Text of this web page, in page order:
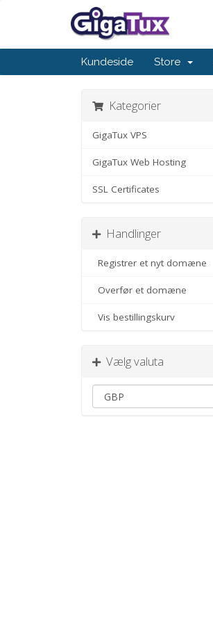
Kundeside Store
Kategorier
GigaTux VPS
GigaTux Web Hosting
SSL Certificates
Handlinger
Registrer et nyt domæne
Overfør et domæne
Vis bestillingskurv
Vælg valuta